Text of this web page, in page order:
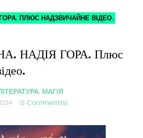
ПЛЮС НАДЗВИЧАЙНЕ ВІДЕО.
НАДІЯ ГОРА. Плюс
МАГІЯ
0 Comment(s)